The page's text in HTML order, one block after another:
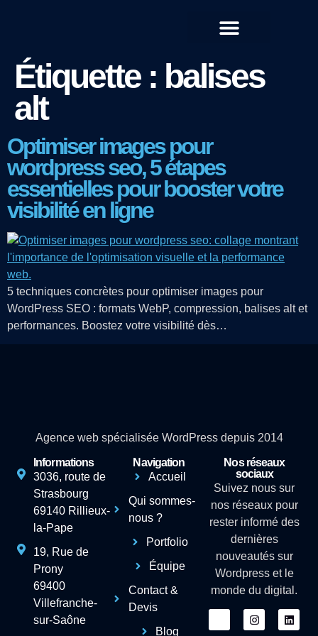
Étiquette : balises
alt
Optimiser images pour
wordpress seo, 5 étapes
essentielles pour booster votre
visibilité en ligne
5 techniques concrètes pour optimiser images pour
WordPress SEO : formats WebP, compression, balises alt et
performances. Boostez votre visibilité dès…
Agence web spécialisée WordPress depuis 2014
Informations
3036, route de
Strasbourg
69140 Rillieux-
la-Pape
19, Rue de
Prony
69400
Villefranche-
sur-Saône
Navigation
Accueil
Qui sommes-
nous ?
Portfolio
Équipe
Contact &
Devis
Blog
Nos réseaux
sociaux
Suivez nous sur
nos réseaux pour
rester informé des
dernières
nouveautés sur
Wordpress et le
monde du digital.